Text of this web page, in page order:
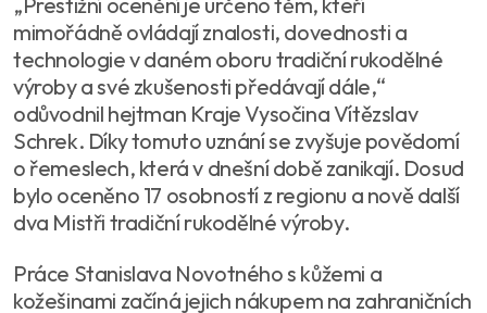
mimořádně ovládají znalosti, dovednosti a
technologie v daném oboru tradiční rukodělné
výroby a své zkušenosti předávají dále,“
odůvodnil hejtman Kraje Vysočina Vítězslav
Schrek. Díky tomuto uznání se zvyšuje povědomí
o řemeslech, která v dnešní době zanikají. Dosud
bylo oceněno 17 osobností z regionu a nově další
dva Mistři tradiční rukodělné výroby.
Práce Stanislava Novotného s kůžemi a
kožešinami začíná jejich nákupem na zahraničních